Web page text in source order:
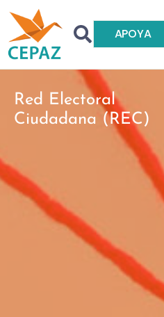
APOYA
Red Electoral
Ciudadana (REC)